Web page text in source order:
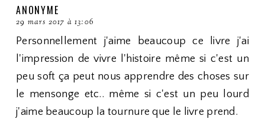
ANONYME
29 mars 2017 à 13:06
Personnellement j'aime beaucoup ce livre j'ai
l'impression de vivre l'histoire même si c'est un
peu soft ça peut nous apprendre des choses sur
le mensonge etc.. même si c'est un peu lourd
j'aime beaucoup la tournure que le livre prend.